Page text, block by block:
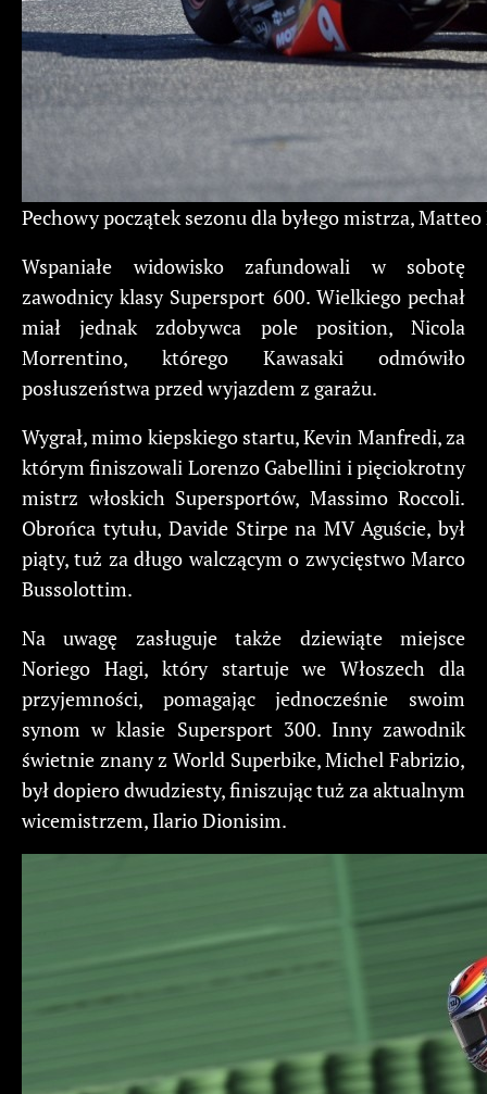
Pechowy początek sezonu dla byłego mistrza,
Wspaniałe widowisko zafundowali w sobotę
zawodnicy klasy Supersport 600. Wielkiego pechał
miał jednak zdobywca pole position, Nicola
Morrentino, którego Kawasaki odmówiło
posłuszeństwa przed wyjazdem z garażu.
Wygrał, mimo kiepskiego startu, Kevin Manfredi, za
którym finiszowali Lorenzo Gabellini i pięciokrotny
mistrz włoskich Supersportów, Massimo Roccoli.
Obrońca tytułu, Davide Stirpe na MV Aguście, był
piąty, tuż za długo walczącym o zwycięstwo Marco
Bussolottim.
Na uwagę zasługuje także dziewiąte miejsce
Noriego Hagi, który startuje we Włoszech dla
przyjemności, pomagając jednocześnie swoim
synom w klasie Supersport 300. Inny zawodnik
świetnie znany z World Superbike, Michel Fabrizio,
był dopiero dwudziesty, finiszując tuż za aktualnym
wicemistrzem, Ilario Dionisim.